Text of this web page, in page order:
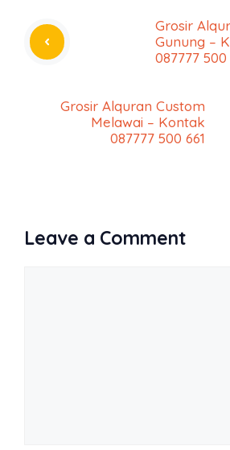
Grosir
Gunung –
087777 500
Grosir Alquran Custom
Melawai – Kontak
087777 500 661
Leave a Comment